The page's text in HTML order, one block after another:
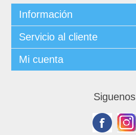
Información
Servicio al cliente
Mi cuenta
Siguenos